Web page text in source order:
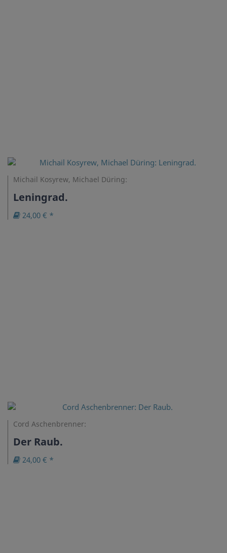
Michail Kosyrew, Michael Düring:
Leningrad.
24,00 € *
Cord Aschenbrenner:
Der Raub.
24,00 € *